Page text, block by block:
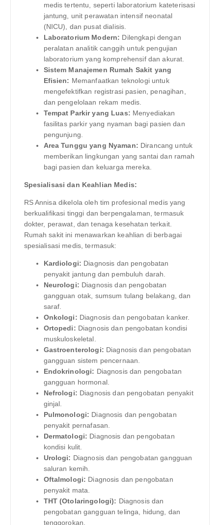
medis tertentu, seperti laboratorium kateterisasi
jantung, unit perawatan intensif neonatal
(NICU), dan pusat dialisis.
Laboratorium Modern: Dilengkapi dengan
peralatan analitik canggih untuk pengujian
laboratorium yang komprehensif dan akurat.
Sistem Manajemen Rumah Sakit yang
Efisien: Memanfaatkan teknologi untuk
mengefektifkan registrasi pasien, penagihan,
dan pengelolaan rekam medis.
Tempat Parkir yang Luas: Menyediakan
fasilitas parkir yang nyaman bagi pasien dan
pengunjung.
Area Tunggu yang Nyaman: Dirancang untuk
memberikan lingkungan yang santai dan ramah
bagi pasien dan keluarga mereka.
Spesialisasi dan Keahlian Medis:
RS Annisa dikelola oleh tim profesional medis yang
berkualifikasi tinggi dan berpengalaman, termasuk
dokter, perawat, dan tenaga kesehatan terkait.
Rumah sakit ini menawarkan keahlian di berbagai
spesialisasi medis, termasuk:
Kardiologi: Diagnosis dan pengobatan
penyakit jantung dan pembuluh darah.
Neurologi: Diagnosis dan pengobatan
gangguan otak, sumsum tulang belakang, dan
saraf.
Onkologi: Diagnosis dan pengobatan kanker.
Ortopedi: Diagnosis dan pengobatan kondisi
muskuloskeletal.
Gastroenterologi: Diagnosis dan pengobatan
gangguan sistem pencernaan.
Endokrinologi: Diagnosis dan pengobatan
gangguan hormonal.
Nefrologi: Diagnosis dan pengobatan penyakit
ginjal.
Pulmonologi: Diagnosis dan pengobatan
penyakit pernafasan.
Dermatologi: Diagnosis dan pengobatan
kondisi kulit.
Urologi: Diagnosis dan pengobatan gangguan
saluran kemih.
Oftalmologi: Diagnosis dan pengobatan
penyakit mata.
THT (Otolaringologi): Diagnosis dan
pengobatan gangguan telinga, hidung, dan
tenggorokan.